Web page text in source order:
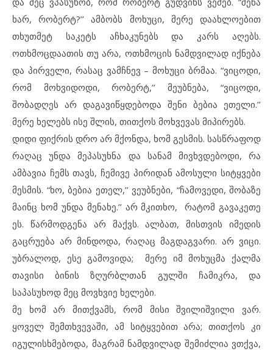
ხარ, რობერტ?’’ ამბობს მოხუცი, მერე დაახლოებით
თხუთმეტ საკეტს აჩხაკუნებს და კარს აღებს.
ოთხმოცდაათის თუ არა, ოთხმოცის ნამდვილად იქნება
და პირველი, რასაც ვამჩნევ – მოხუცი ბრმაა. “ვიცოდი,
რომ მოხვიდოდი, რობერტ,’’ მეუბნება, “ვიცოდი,
შობადღეს არ დაგავიწყდებოდა შენი ბებია ეთელი.’’
მერე ხელებს ისე შლის, თითქოს მოხვევას მიპირებს.
დიდი ფიქრის დრო არ მქონდა, ხომ გესმის. სასწრაფოდ
რაღაც უნდა მეპასუხნა და სანამ მივხვდებოდი, რა
ამბავია ჩემს თავს, ჩემივე პირიდან ამოსული სიტყვები
მესმის. “ხო, ბებია ეთელ,’’ ვეუბნები, “ჩამოვედი, შობაზე
მაინც ხომ უნდა მენახე.’’ არ მკითხო, რატომ გავაკეთე
ეს. წარმოდგენა არ მაქვს. ალბათ, მისთვის იმედის
გაცრუება არ მინდოდა, რაღაც მაგდაგვარი. არ ვიცი.
უბრალოდ, ესე გამოვიდა; მერე იმ მოხუცმა ქალმა
თავისი ბინის ზღურბლთან გულში ჩამიკრა, და
საპასუხოდ მეც მოვხვიე ხელები.
მე ხომ არ მითქვამს, რომ მისი შვილიშვილი ვარ.
ყოველ შემთხვევაში, ამ სიტყვებით არა; თითქოს კი
იგულისხმებოდა, მაგრამ ნამდვილად შემიძლია ვთქვა,